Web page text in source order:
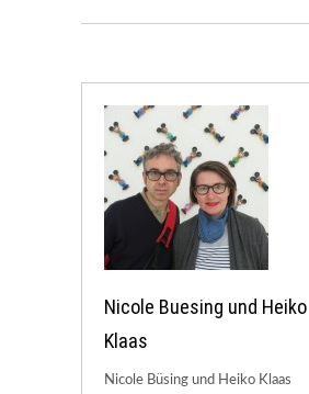
Nicole Buesing und Heiko
Klaas
Nicole Büsing und Heiko Klaas